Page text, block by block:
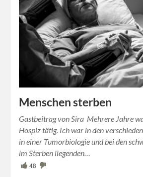
Menschen sterben
Gastbeitrag von Sira Mehrere Jahre
Hospiz tätig. Ich war in den
in einer Tumorbiologie und bei den
im Sterben liegenden…
48